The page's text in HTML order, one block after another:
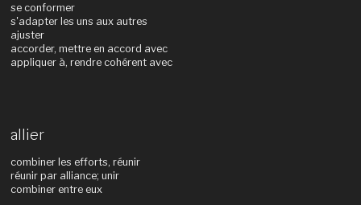
se conformer
s'adapter les uns aux autres
ajuster
accorder, mettre en accord avec
appliquer à, rendre cohérent avec
allier
combiner les efforts, réunir
réunir par alliance; unir
combiner entre eux